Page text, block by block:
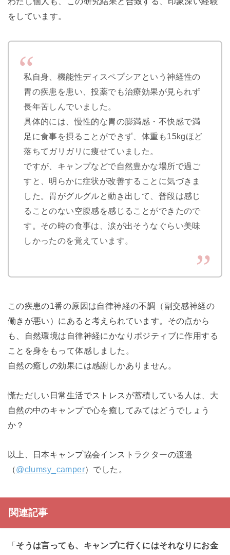
をしています。
私自身、機能性ディスペプシアという神経性の
胃の疾患を患い、投薬でも治療効果が見られず
長年苦しんでいました。
具体的には、慢性的な胃の膨満感・不快感で満
足に食事を摂ることができず、体重も15kgほど
落ちてガリガリに痩せていました。
ですが、キャンプなどで自然豊かな場所で過ご
すと、明らかに症状が改善することに気づきま
した。胃がグルグルと動き出して、普段は感じ
ることのない空腹感を感じることができたので
す。その時の食事は、涙が出そうなぐらい美味
しかったのを覚えています。
この疾患の1番の原因は自律神経の不調（副交感神経の
働きが悪い）にあると考えられています。その点から
も、自然環境は自律神経にかなりポジティブに作用する
ことを身をもって体感しました。
自然の癒しの効果には感謝しかありません。
慌ただしい日常生活でストレスが蓄積している人は、大
自然の中のキャンプで心を癒してみてはどうでしょう
か？
以上、日本キャンプ協会インストラクターの渡邉
（@clumsy_camper）でした。
関連記事
「そうは言っても、キャンプに行くにはそれなりにお金